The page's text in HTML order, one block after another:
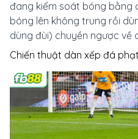
đang kiểm soát bóng bằng
bóng lên không trung rồi
dùng đùi) chuyền ngược về
Chiến thuật dàn xếp đá